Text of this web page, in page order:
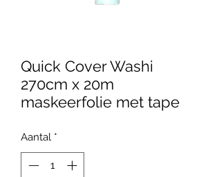
Quick Cover Washi
270cm x 20m
maskeerfolie met tape
Aantal *